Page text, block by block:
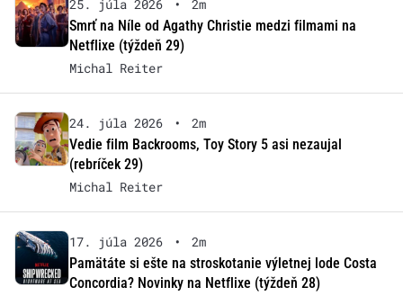
25. júla 2026 •
2m
Smrť na Níle od Agathy Christie medzi filmami na
Netflixe (týždeň 29)
Michal Reiter
24. júla 2026 •
2m
Vedie film Backrooms, Toy Story 5 asi nezaujal
(rebríček 29)
Michal Reiter
17. júla 2026 •
2m
Pamätáte si ešte na stroskotanie výletnej lode Costa
Concordia? Novinky na Netflixe (týždeň 28)